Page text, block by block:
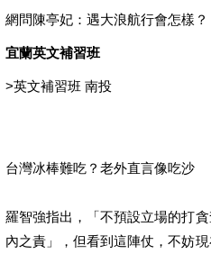
網問陳亭妃：遇大浪航行會怎樣？
宜蘭英文補習班
>英文補習班 南投
台灣冰棒難吃？老外直言像吃沙
羅智強指出，「不預設立場的打
內之責」，但看到這陣仗，不妨